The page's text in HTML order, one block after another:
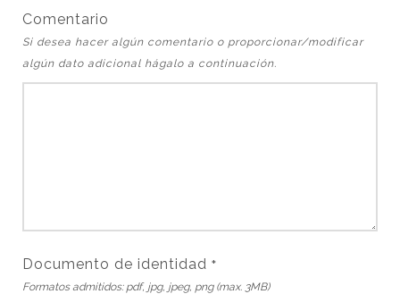
Comentario
Si desea hacer algún comentario o proporcionar/modificar
algún dato adicional hágalo a continuación.
Documento de identidad *
Formatos admitidos: pdf, jpg, jpeg, png (max. 3MB)